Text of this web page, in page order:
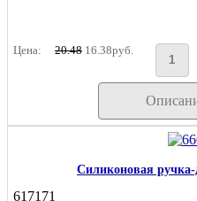
Цена: 20.48 16.38руб.
Силиконовая ручка-
617171